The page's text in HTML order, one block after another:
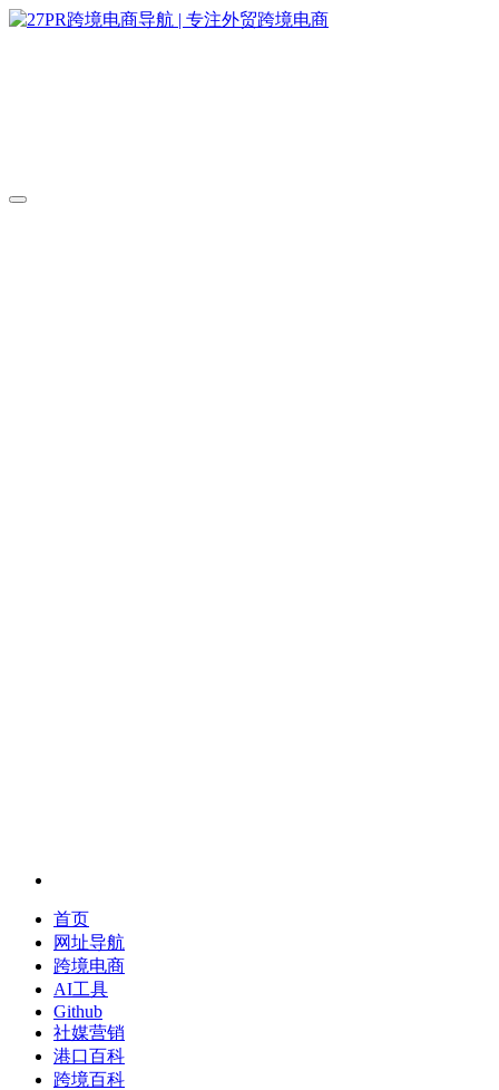
首页
网址导航
跨境电商
AI工具
Github
社媒营销
港口百科
跨境百科